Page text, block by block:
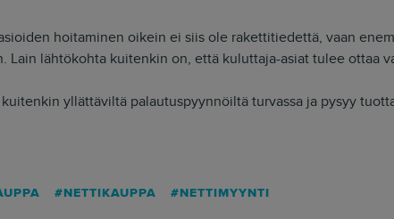
hoitaminen oikein ei siis ole rakettitiedettä, vaan
Lain lähtökohta kuitenkin on, että kuluttaja-asiat tulee ottaa
yllättäviltä palautuspyynnöiltä turvassa ja pysyy
NETTIKAUPPA NETTIMYYNTI